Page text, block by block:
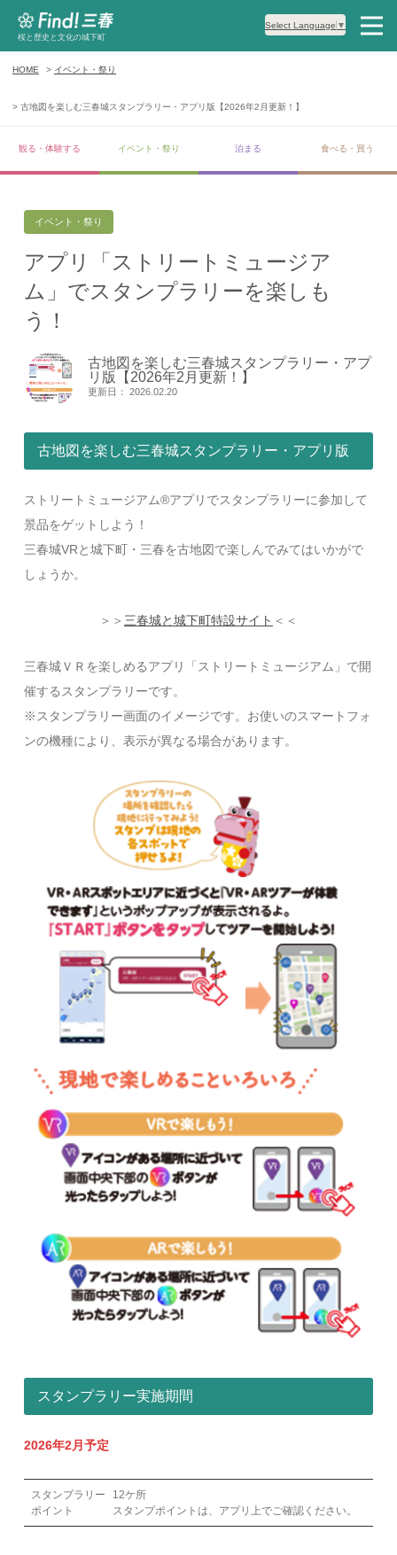
桜と歴史と文化の城下町
Select Language ▼
HOME イベント・祭り
古地図を楽しむ三春城スタンプラリー・アプリ版【2026年2月更新！】
観る・体験する イベント・祭り 泊まる 食べる・買う
イベント・祭り
アプリ「ストリートミュージア
ム」でスタンプラリーを楽しも
う！
古地図を楽しむ三春城スタンプラリー・アプ
リ版【2026年2月更新！】
更新日： 2026.02.20
古地図を楽しむ三春城スタンプラリー・アプリ版
ストリートミュージアム®アプリでスタンプラリーに参加して
景品をゲットしよう！
三春城VRと城下町・三春を古地図で楽しんでみてはいかがで
しょうか。
＞＞ 三春城と城下町特設サイト ＜＜
三春城ＶＲを楽しめるアプリ「ストリートミュージアム」で開
催するスタンプラリーです。
※スタンプラリー画面のイメージです。お使いのスマートフォ
ンの機種により、表示が異なる場合があります。
スタンプラリー実施期間
2026年2月予定
スタンプラリー
ポイント
12ケ所
スタンプポイントは、アプリ上でご確認ください。